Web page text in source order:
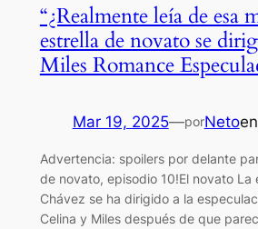
“¿Realmente leía de esa
estrella de novato se
Miles Romance
Mar 19, 2025—porNetoen
Advertencia: spoilers por delante
de novato, episodio 10!El novato La
Chávez se ha dirigido a la
Celina y Miles después de que